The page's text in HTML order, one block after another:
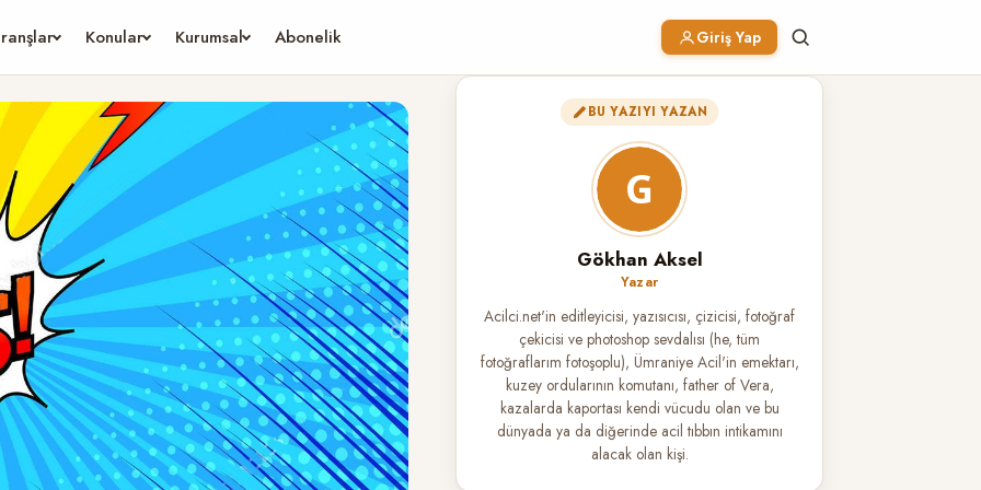
Konular Kurumsal Abonelik Giriş Yap
BU YAZIYI YAZAN
Gökhan Aksel
Yazar
Acilci.net'in editleyicisi, yazısıcısı, çizicisi, fotoğraf
çekicisi ve photoshop sevdalısı (he, tüm
fotoğraflarım fotoşoplu), Ümraniye Acil'in emektarı,
kuzey ordularının komutanı, father of Vera,
kazalarda kaportası kendi vücudu olan ve bu
dünyada ya da diğerinde acil tıbbın intikamını
alacak olan kişi.